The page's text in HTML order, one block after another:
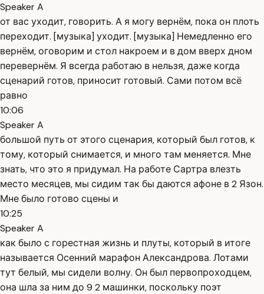
Speaker A
от вас уходит, говорить. А я могу вернём, пока он плоть
переходит. [музыка] уходит. [музыка] Немедленно его
вернём, оговорим и стол накроем и в дом вверх дном
перевернём. Я всегда работаю в нельзя, даже когда
сценарий готов, приносит готовый. Сами потом всё
равно
10:06
Speaker A
большой путь от этого сценария, который был готов, к
тому, который снимается, и много там меняется. Мне
знать, что это я придумал. На работе Сартра влезть
место месяцев, мы сидим так бы даются афоне в 2 Язон.
Мне было готово сцены и
10:25
Speaker A
как было с горестная жизнь и плуты, который в итоге
называется Осенний марафон Александрова. Лотами
тут белый, мы сидели волну. Он был первопроходцем,
она шла за ним до 9 2 машинки, поскольку поэт